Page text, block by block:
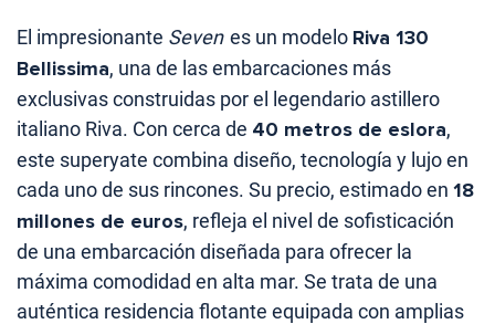
El impresionante Seven es un modelo Riva 130
Bellissima, una de las embarcaciones más
exclusivas construidas por el legendario astillero
italiano Riva. Con cerca de 40 metros de eslora,
este superyate combina diseño, tecnología y lujo en
cada uno de sus rincones. Su precio, estimado en 18
millones de euros, refleja el nivel de sofisticación
de una embarcación diseñada para ofrecer la
máxima comodidad en alta mar. Se trata de una
auténtica residencia flotante equipada con amplias